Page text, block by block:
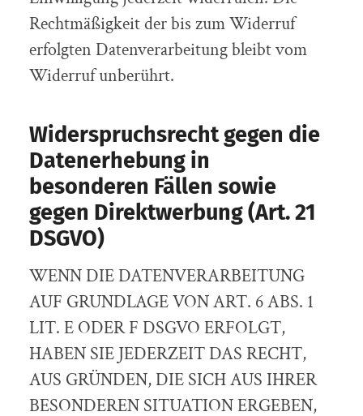
Rechtmäßigkeit der bis zum Widerruf
erfolgten Datenverarbeitung bleibt vom
Widerruf unberührt.
Widerspruchsrecht gegen die
Datenerhebung in
besonderen Fällen sowie
gegen Direktwerbung (Art. 21
DSGVO)
WENN DIE DATENVERARBEITUNG
AUF GRUNDLAGE VON ART. 6 ABS. 1
LIT. E ODER F DSGVO ERFOLGT,
HABEN SIE JEDERZEIT DAS RECHT,
AUS GRÜNDEN, DIE SICH AUS IHRER
BESONDEREN SITUATION ERGEBEN,